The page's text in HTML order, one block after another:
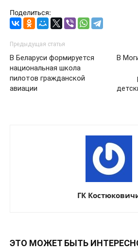
Поделиться:
Предыдущая статья
В Беларуси формируется
национальная школа
пилотов гражданской
авиации
В
ГК
ЭТО МОЖЕТ БЫТЬ